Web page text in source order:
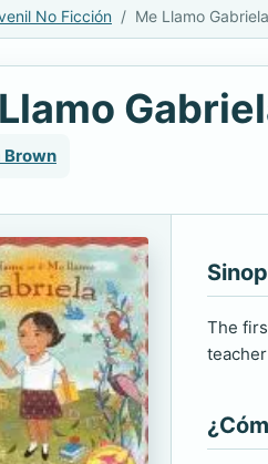
No Ficción Me Llamo Gabriela
Brown
The